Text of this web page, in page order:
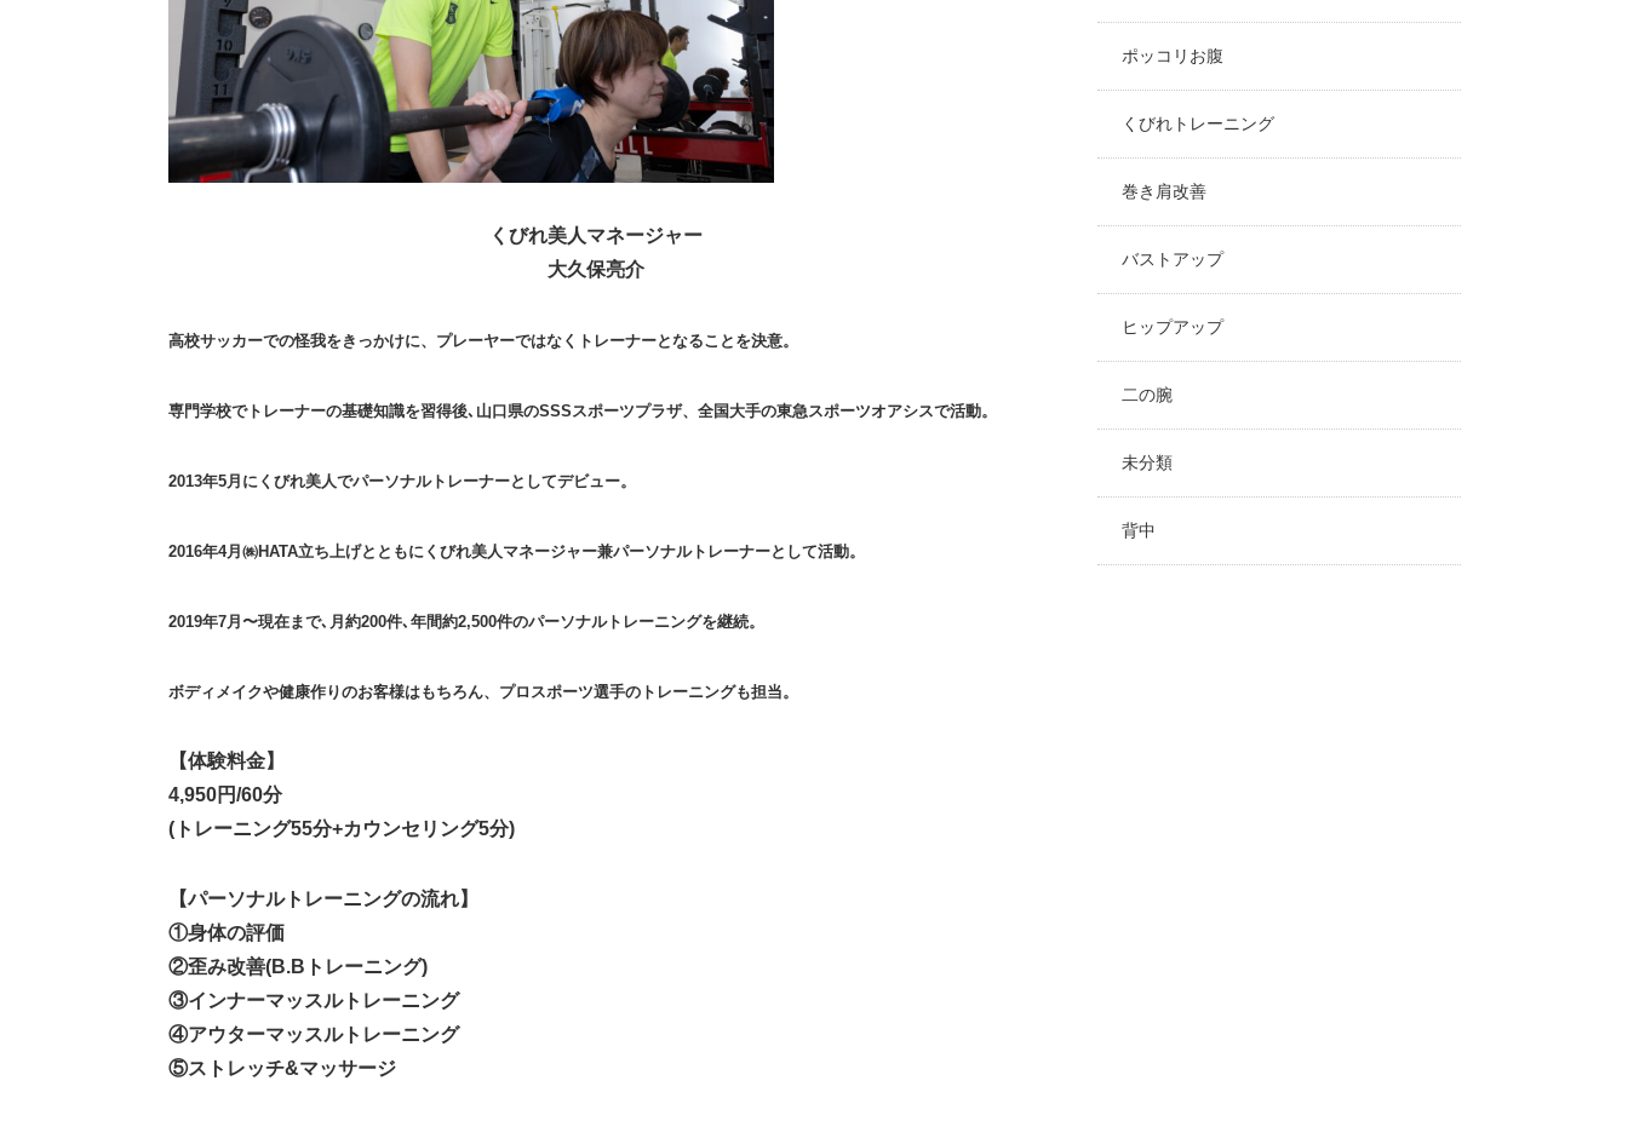
くびれ美人マネージャー
大久保亮介
高校サッカーでの怪我をきっかけに、プレーヤーではなくトレーナーとなることを決意。
専門学校でトレーナーの基礎知識を習得後､山口県のSSSスポーツプラザ、全国大手の東急スポーツオアシスで活動。
2013年5月にくびれ美人でパーソナルトレーナーとしてデビュー。
2016年4月㈱HATA立ち上げとともにくびれ美人マネージャー兼パーソナルトレーナーとして活動。
2019年7月〜現在まで､月約200件､年間約2,500件のパーソナルトレーニングを継続。
ボディメイクや健康作りのお客様はもちろん、プロスポーツ選手のトレーニングも担当。
【体験料金】
4,950円/60分
(トレーニング55分+カウンセリング5分)
【パーソナルトレーニングの流れ】
①身体の評価
②歪み改善(B.Bトレーニング)
③インナーマッスルトレーニング
④アウターマッスルトレーニング
⑤ストレッチ&マッサージ
ポッコリお腹
くびれトレーニング
巻き肩改善
バストアップ
ヒップアップ
二の腕
未分類
背中